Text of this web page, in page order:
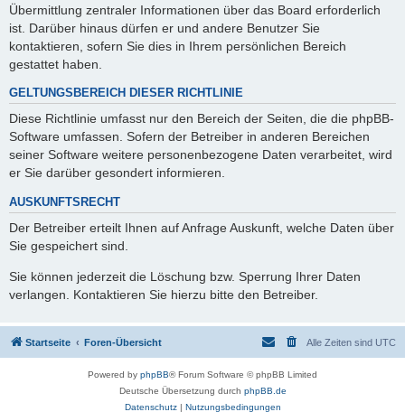
Übermittlung zentraler Informationen über das Board erforderlich
ist. Darüber hinaus dürfen er und andere Benutzer Sie
kontaktieren, sofern Sie dies in Ihrem persönlichen Bereich
gestattet haben.
GELTUNGSBEREICH DIESER RICHTLINIE
Diese Richtlinie umfasst nur den Bereich der Seiten, die die phpBB-
Software umfassen. Sofern der Betreiber in anderen Bereichen
seiner Software weitere personenbezogene Daten verarbeitet, wird
er Sie darüber gesondert informieren.
AUSKUNFTSRECHT
Der Betreiber erteilt Ihnen auf Anfrage Auskunft, welche Daten über
Sie gespeichert sind.
Sie können jederzeit die Löschung bzw. Sperrung Ihrer Daten
verlangen. Kontaktieren Sie hierzu bitte den Betreiber.
Startseite Foren-Übersicht Alle Zeiten sind UTC
Powered by phpBB® Forum Software © phpBB Limited
Deutsche Übersetzung durch phpBB.de
Datenschutz| Nutzungsbedingungen